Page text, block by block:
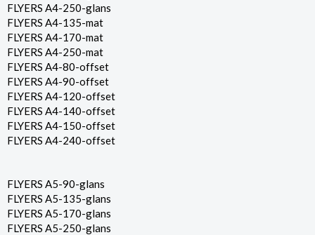
FLYERS A4-250-glans
FLYERS A4-135-mat
FLYERS A4-170-mat
FLYERS A4-250-mat
FLYERS A4-80-offset
FLYERS A4-90-offset
FLYERS A4-120-offset
FLYERS A4-140-offset
FLYERS A4-150-offset
FLYERS A4-240-offset
FLYERS A5-90-glans
FLYERS A5-135-glans
FLYERS A5-170-glans
FLYERS A5-250-glans